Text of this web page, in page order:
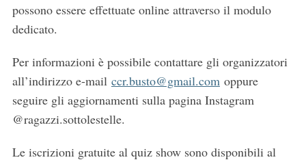
possono essere effettuate online attraverso il modulo
dedicato.
Per informazioni è possibile contattare gli organizzatori
all’indirizzo e-mail ccr.busto@gmail.comoppure
seguire gli aggiornamenti sulla pagina Instagram
@ragazzi.sottolestelle.
Le iscrizioni gratuite al quiz show sono disponibili al